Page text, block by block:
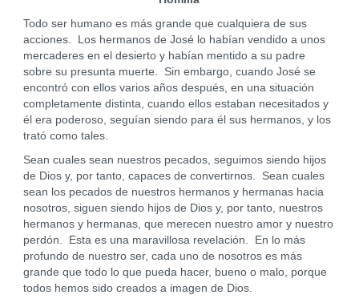
Todo ser humano es más grande que cualquiera de sus
acciones. Los hermanos de José lo habían vendido a unos
mercaderes en el desierto y habían mentido a su padre
sobre su presunta muerte. Sin embargo, cuando José se
encontró con ellos varios años después, en una situación
completamente distinta, cuando ellos estaban necesitados y
él era poderoso, seguían siendo para él sus hermanos, y los
trató como tales.
Sean cuales sean nuestros pecados, seguimos siendo hijos
de Dios y, por tanto, capaces de convertirnos. Sean cuales
sean los pecados de nuestros hermanos y hermanas hacia
nosotros, siguen siendo hijos de Dios y, por tanto, nuestros
hermanos y hermanas, que merecen nuestro amor y nuestro
perdón. Esta es una maravillosa revelación. En lo más
profundo de nuestro ser, cada uno de nosotros es más
grande que todo lo que pueda hacer, bueno o malo, porque
todos hemos sido creados a imagen de Dios.